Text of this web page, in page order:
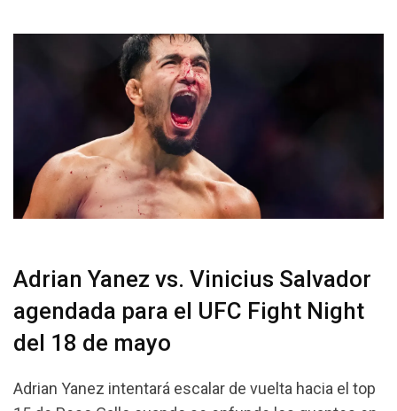
Adrian Yanez vs. Vinicius Salvador
agendada para el UFC Fight Night
del 18 de mayo
Adrian Yanez intentará escalar de vuelta hacia el top